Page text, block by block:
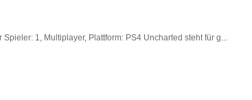
1, Multiplayer, Plattform: PS4 Uncharted steht für g...